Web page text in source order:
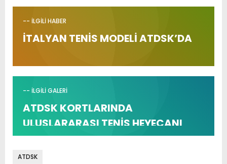
-- İLGİLİ HABER
İTALYAN TENİS MODELİ ATDSK’DA
-- İLGİLİ GALERİ
ATDSK KORTLARINDA
ULUSLARARASI TENİS HEYECANI
ATDSK